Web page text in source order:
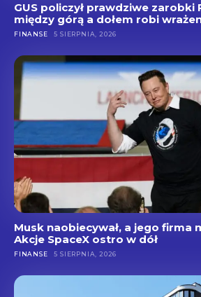
GUS policzył prawdziwe zarobki
między górą a dołem robi
FINANSE 5 SIERPNIA, 2026
Musk naobiecywał, a jego firma
Akcje SpaceX ostro w dół
FINANSE 5 SIERPNIA, 2026